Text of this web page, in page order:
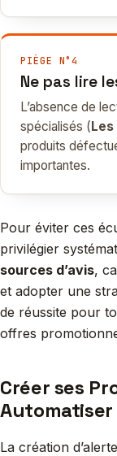
PIÈGE N°4
Ne pas lire
L’absence de
spécialisés (
produits
importantes.
Pour éviter ces
privilégier
sources d’avis,
et adopter une
de réussite pour
offres
Créer ses
Automatiser
La création